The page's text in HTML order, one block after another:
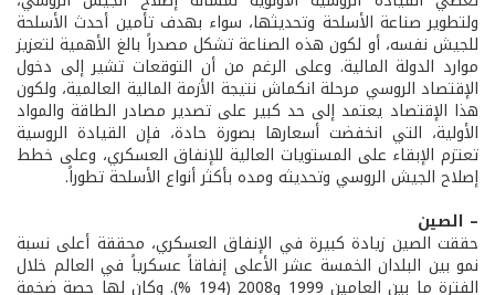
ولتطوير صناعة الأسلحة وتحديثها، سواء بهدف تأمين أحدث الأسلحة
للجيش نفسه، أو لكون هذه الصناعة تشكل مصدراً بالغ الأهمية لتعزيز
موارد الدولة المالية. وعلى الرغم من أن التوقعات تشير إلى دخول
الإقتصاد الروسي مرحلة انكماش نتيجة الأزمة المالية العالمية، ولكون
هذا الإقتصاد يعتمد إلى حد كبير على تصدير مصادر الطاقة والمواد
الأولية، التي انخفضت أسعارها بصورة حادة، فإن القيادة الروسية
تعتزم الإبقاء على المستويات العالية للإنفاق العسكري، وعلى خطط
إصلاح الجيش الروسي وتحديثه ومده بأكثر أنواع الأسلحة تطوراً.
– الصين
حققت الصين زيادة كبيرة في الإنفاق العسكري، محققة أعلى نسبة
نمو بين البلدان الخمسة عشر الأعلى إنفاقاً عسكرياً في العالم خلال
الفترة ما بين العامين 1999 و2008 (194 %). وكان لها حصة ضخمة